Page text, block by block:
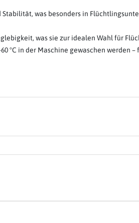
was besonders in
was sie zur idealen Wahl für
°C in der Maschine gewaschen werden